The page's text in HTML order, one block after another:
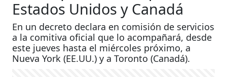
Estados Unidos y Canadá
En un decreto declara en comisión de servicios
a la comitiva oficial que lo acompañará, desde
este jueves hasta el miércoles próximo, a
Nueva York (EE.UU.) y a Toronto (Canadá).